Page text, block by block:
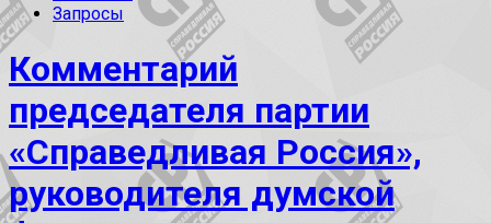
Запросы
Комментарий
председателя партии
«Справедливая Россия»,
руководителя думской